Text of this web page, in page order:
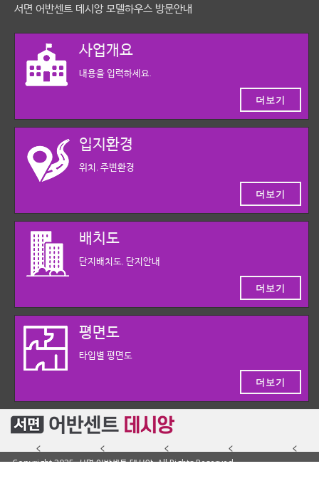
서면 어반센트 데시앙 모델하우스 방문안내
사업개요
내용을 입력하세요.
더보기
입지환경
위치, 주변환경
더보기
배치도
단지배치도, 단지안내
더보기
평면도
타입별 평면도
더보기
Copyright 2025. 서면 어반센트 데시앙. All Rights Reserved.